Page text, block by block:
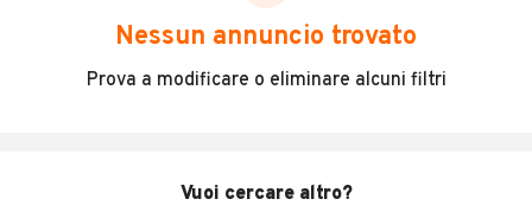
scegliere in modo trasparente e sicuro, come:
Incidenti in cui è stato coinvolto il veicolo
Data e luogo delle revisioni effettuate
Nessun annuncio trovato
Prova a modificare o eliminare alcuni filtri
Vuoi cercare altro?